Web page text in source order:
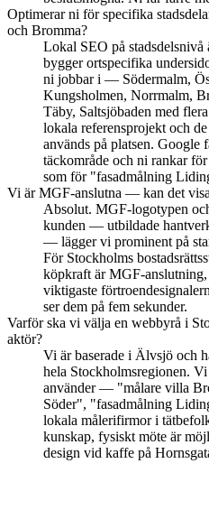
Optimerar ni för specifika
och Bromma?
Lokal SEO på stadsdelsnivå
bygger ortspecifika
ni jobbar i — Södermalm,
Kungsholmen, Norrmalm,
Täby, Saltsjöbaden med
lokala referensprojekt och
används på platsen. Google
täckområde och ni rankar
som för "fasadmålning
Vi är MGF-anslutna — kan det
Absolut. MGF-logotypen
kunden — utbildade
— lägger vi prominent på
För Stockholms
köpkraft är MGF-
viktigaste
ser dem på fem sekunder.
Varför ska vi välja en webbyrå i
aktör?
Vi är baserade i Älvsjö och
hela Stockholmsregionen.
använder — "målare villa
Söder", "fasadmålning
lokala målerifirmor i
kunskap, fysiskt möte är
design vid kaffe på